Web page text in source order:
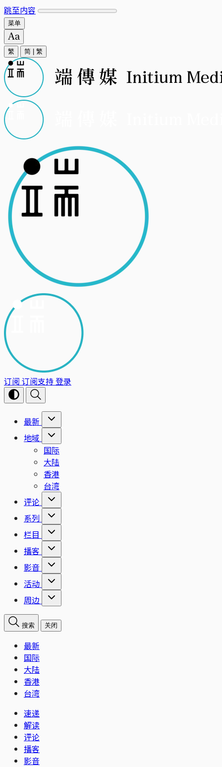
跳至内容
菜单
繁 简 繁
订阅 订阅支持登录
最新
地域
国际
大陆
香港
台湾
评论
系列
栏目
播客
影音
活动
周边
搜索 关闭
最新
国际
大陆
香港
台湾
速递
解读
评论
播客
影音